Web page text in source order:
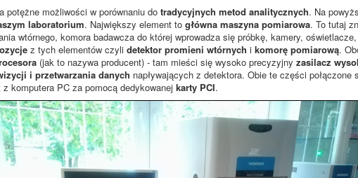
potężne możliwości w porównaniu do tradycyjnych metod analitycznych. Na
laboratorium. Największy element to główna maszyna pomiarowa. To tutaj
wtórnego, komora badawcza do której wprowadza się próbkę, kamery,
z tych elementów czyli detektor promieni wtórnych i komorę pomiarową.
(jak to nazywa producent) - tam mieści się wysoko precyzyjny zasilacz
i przetwarzania danych napływających z detektora. Obie te części połączone
komputera PC za pomocą dedykowanej karty PCI.